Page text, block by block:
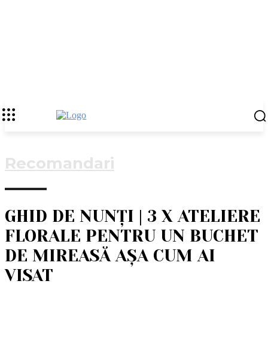
Recomandari
GHID DE NUNȚI | 3 X ATELIERE
FLORALE PENTRU UN BUCHET
DE MIREASĂ AȘA CUM AI
VISAT